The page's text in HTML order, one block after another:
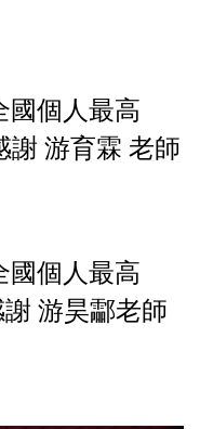
國個人最高
謝 游育霖 老師
國個人最高
游昊酃老師